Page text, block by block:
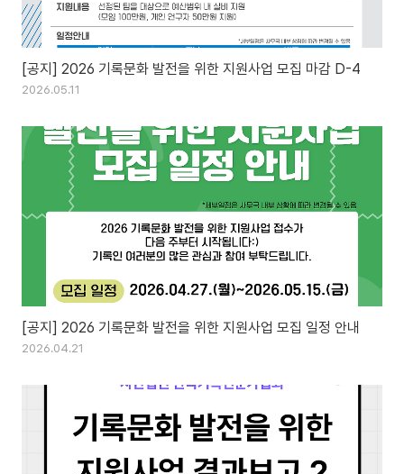
[공지] 2026 기록문화 발전을 위한 지원사업 모집 마감 D-4
2026.05.11
[공지] 2026 기록문화 발전을 위한 지원사업 모집 일정 안내
2026.04.21